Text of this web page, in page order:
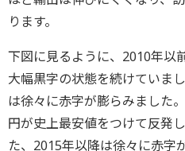
ります。
下図に見るように、2010年以
大幅黒字の状態を続けていま
は徐々に赤字が膨らみました
円が史上最安値をつけて反発
た、2015年以降は徐々に赤字